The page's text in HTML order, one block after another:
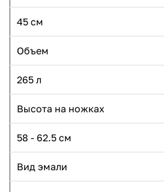
45 см
Объем
265 л
Высота на ножках
58 - 62.5 см
Вид эмали